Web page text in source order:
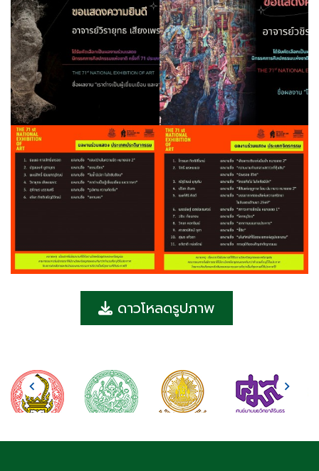
ดาวโหลดรูปภาพ